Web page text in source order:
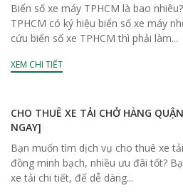
Biển số xe máy TPHCM là bao
TPHCM có ký hiệu biển số xe máy
cứu biển số xe TPHCM thì phải làm...
XEM CHI TIẾT
CHO THUÊ XE TẢI CHỞ HÀNG
NGAY]
Bạn muốn tìm dịch vụ cho thuê xe
đồng minh bạch, nhiều ưu đãi tốt?
xe tải chi tiết, để dễ dàng...